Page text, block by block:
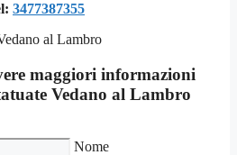
3477387355
maggiori informazioni
Vedano al Lambro
Nome